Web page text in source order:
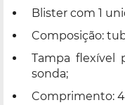
Blister com 1
Composição:
Tampa flexível
sonda;
Comprimento: